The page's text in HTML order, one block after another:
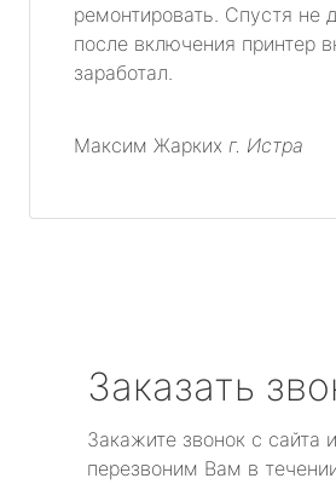
ремонтировать. Спустя не
после включения принтер
заработал.
Максим Жарких г. Истра
Заказать
Закажите звонок с сайта
перезвоним Вам в